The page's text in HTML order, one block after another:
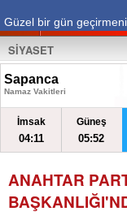
Güzel bir gün
SİYASET
Sapanca
Namaz Vakitleri
İmsak
04:11
Güneş
05:52
ANAHTAR